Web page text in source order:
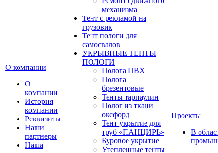
О компании
О
компании
История
компании
Реквизиты
Наши
партнеры
Наша
механизма
Тент с рекламой на
грузовик
Тент пологи для
самосвалов
УКРЫВНЫЕ ТЕНТЫ
ПОЛОГИ
Полога ПВХ
Полога
брезентовые
Тенты тарпаулин
Полог из ткани
оксфорд
Тент укрытие для
труб «ПАНЦИРЬ»
Буровое укрытие
Утепленные тенты
Проекты
В